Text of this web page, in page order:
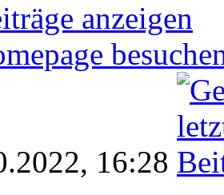
anzeigen
16:28